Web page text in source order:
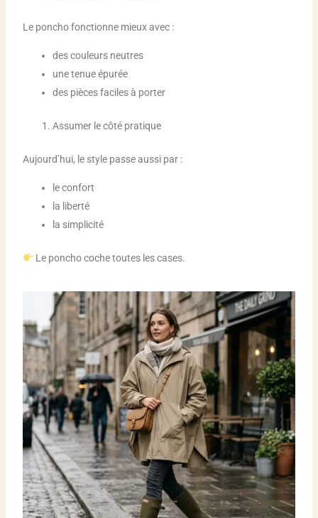
Le poncho fonctionne mieux avec :
des couleurs neutres
une tenue épurée
des pièces faciles à porter
Assumer le côté pratique
Aujourd’hui, le style passe aussi par :
le confort
la liberté
la simplicité
Le poncho coche toutes les cases.